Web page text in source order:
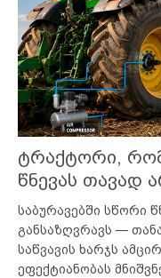
ტრაქტორი,
წნევას თავად
საბურავებში სწორი
განსაზღვრავს —
საწვავის ხარჯს
ეფექტიანობას